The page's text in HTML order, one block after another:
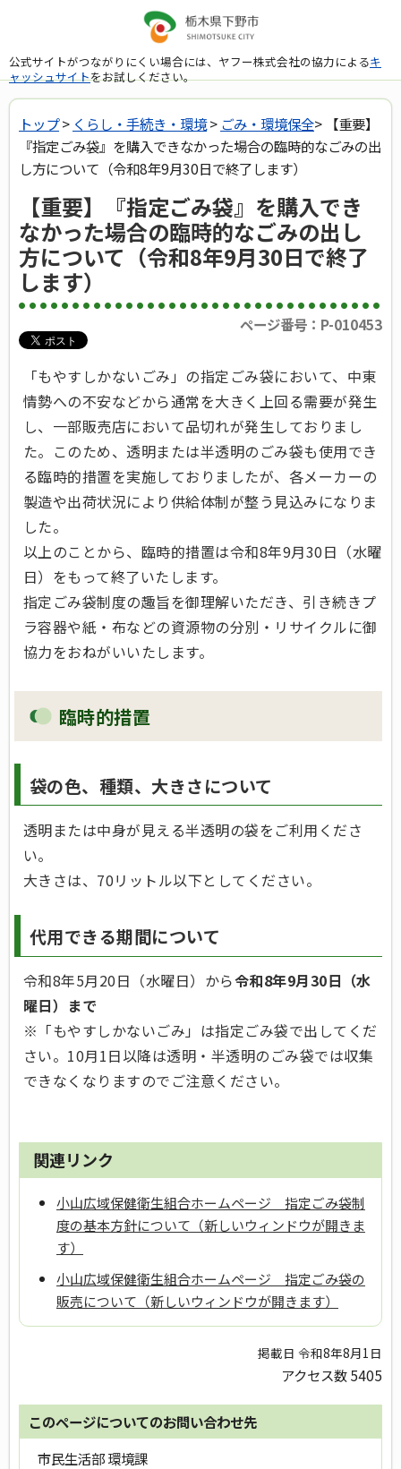
公式サイトがつながりにくい場合には、ヤフー株式会社の協力によるキ
ャッシュサイトをお試しください。
トップ> くらし・手続き・環境> ごみ・環境保全> 【重要】
『指定ごみ袋』を購入できなかった場合の臨時的なごみの出
し方について（令和8年9月30日で終了します）
【重要】『指定ごみ袋』を購入でき
なかった場合の臨時的なごみの出し
方について（令和8年9月30日で終了
します）
ページ番号：P-010453
「もやすしかないごみ」の指定ごみ袋において、中東
情勢への不安などから通常を大きく上回る需要が発生
し、一部販売店において品切れが発生しておりまし
た。このため、透明または半透明のごみ袋も使用でき
る臨時的措置を実施しておりましたが、各メーカーの
製造や出荷状況により供給体制が整う見込みになりま
した。
以上のことから、臨時的措置は令和8年9月30日（水曜
日）をもって終了いたします。
指定ごみ袋制度の趣旨を御理解いただき、引き続きプ
ラ容器や紙・布などの資源物の分別・リサイクルに御
協力をおねがいいたします。
臨時的措置
袋の色、種類、大きさについて
透明または中身が見える半透明の袋をご利用くださ
い。
大きさは、70リットル以下としてください。
代用できる期間について
令和8年5月20日（水曜日）から令和8年9月30日（水
曜日）まで
※「もやすしかないごみ」は指定ごみ袋で出してくだ
さい。10月1日以降は透明・半透明のごみ袋では収集
できなくなりますのでご注意ください。
関連リンク
小山広域保健衛生組合ホームページ 指定ごみ袋制
度の基本方針について（新しいウィンドウが開きま
す）
小山広域保健衛生組合ホームページ 指定ごみ袋の
販売について（新しいウィンドウが開きます）
掲載日 令和8年8月1日
アクセス数5405
このページについてのお問い合わせ先
市民生活部 環境課